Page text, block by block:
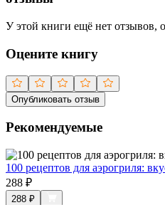
У этой книги ещё нет отзывов,
Оцените книгу
Опубликовать отзыв
Рекомендуемые
100 рецептов для аэрогриля:
288 ₽
288 ₽